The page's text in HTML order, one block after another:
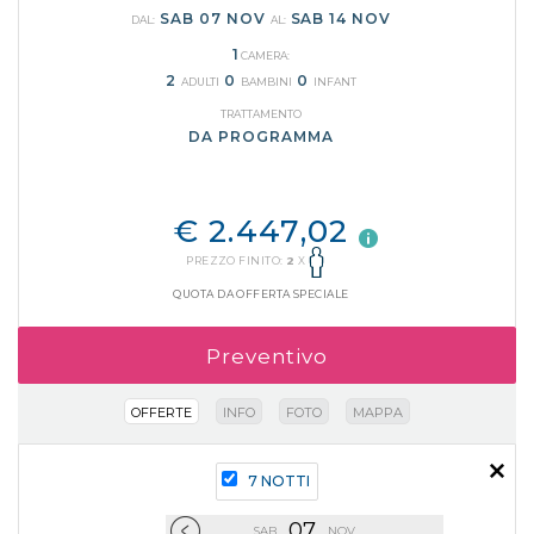
DAL: SAB 07 NOV AL: SAB 14 NOV
1 CAMERA:
2 ADULTI 0 BAMBINI 0 INFANT
TRATTAMENTO
DA PROGRAMMA
€ 2.447,02
PREZZO FINITO: 2 X
QUOTA DA OFFERTA SPECIALE
Preventivo
OFFERTE INFO FOTO MAPPA
7 NOTTI